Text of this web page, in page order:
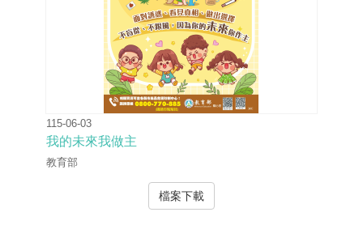
115-06-03
我的未來我做主
教育部
檔案下載